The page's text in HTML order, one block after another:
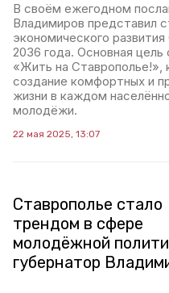
В своём ежегодном
Владимиров представил
экономического
2036 года. Основная
«Жить на Ставрополье!»,
создание комфортных и
жизни в каждом
молодёжи.
22 мая 2025, 13:07
Ставрополье стало
трендом в сфере
молодёжной
губернатор